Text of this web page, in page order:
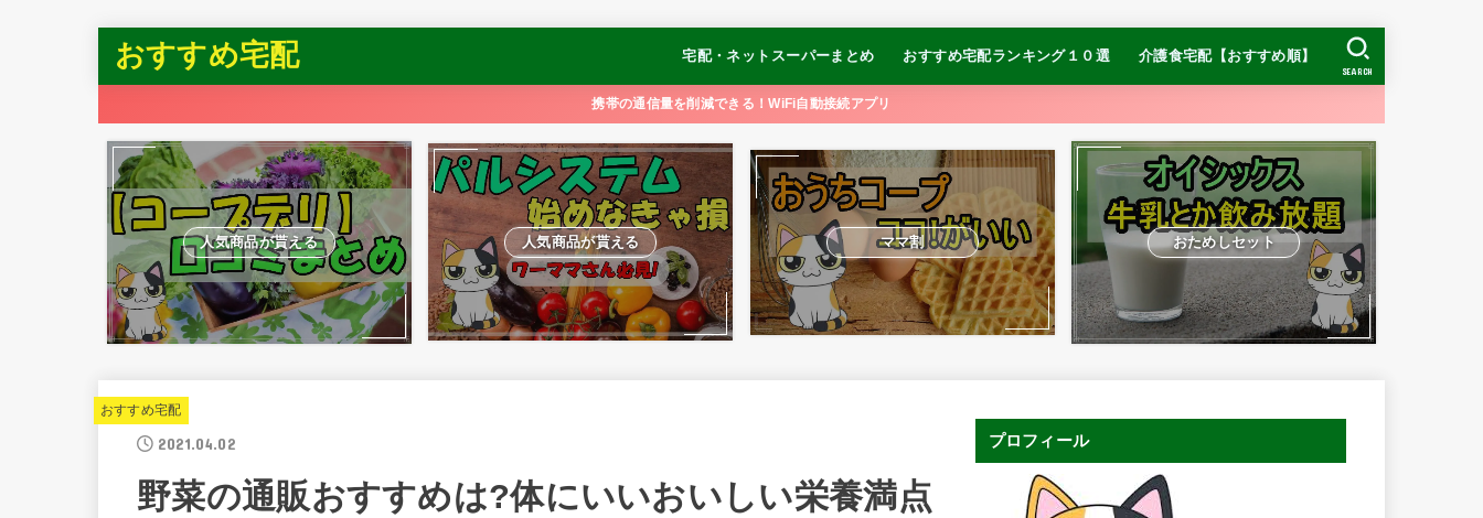
おすすめ宅配 宅配・ネットスーパーまとめ
コープデリ
オイシックス
パルシステム
おうちCO-OP
大地を守る会
らでぃっしゅぼーや
食べチョク
イトーヨーカドーネットスーパー
おすすめ宅配ランキング１０選 介護食宅配【おすすめ順】
SEARCH
携帯の通信量を削減できる！WiFi自動接続アプリ
人気商品が貰える 人気商品が貰える ママ割 おためしセット
おすすめ宅配
2021.04.02
野菜の通販おすすめは?体にいいおいしい栄養満点
プロフィール